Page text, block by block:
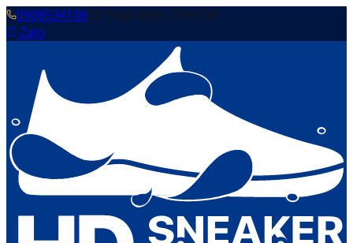
090853410628 Thảo Điền, TP.HCM
Zalo